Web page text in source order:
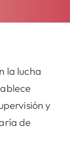
la lucha
y
de